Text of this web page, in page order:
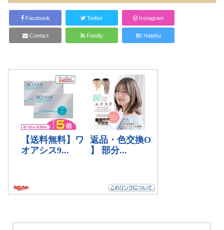
Facebook Twitter Instagram
Contact Feedly B! Hatebu